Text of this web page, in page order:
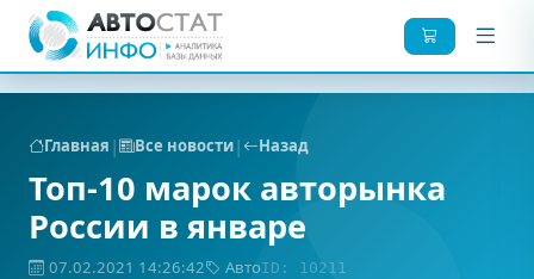
Главная | Все новости| Назад
Топ-10 марок авторынка
России в январе
07.02.2021 14:26:42 АвтоID: 10211